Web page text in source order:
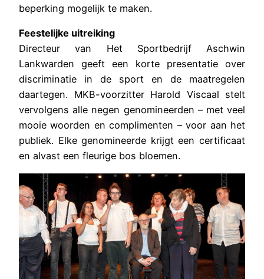
beperking mogelijk te maken.
Feestelijke uitreiking
Directeur van Het Sportbedrijf Aschwin
Lankwarden geeft een korte presentatie over
discriminatie in de sport en de maatregelen
daartegen. MKB-voorzitter Harold Viscaal stelt
vervolgens alle negen genomineerden – met veel
mooie woorden en complimenten – voor aan het
publiek. Elke genomineerde krijgt een certificaat
en alvast een fleurige bos bloemen.